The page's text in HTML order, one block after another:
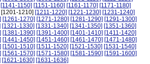
[1141-1150] [1151-1160] [1161-1170] [1171-1180]
[1201-1210] [1211-1220] [1221-1230] [1231-1240]
[1261-1270] [1271-1280] [1281-1290] [1291-1300]
[1321-1330] [1331-1340] [1341-1350] [1351-1360]
[1381-1390] [1391-1400] [1401-1410] [1411-1420]
[1441-1450] [1451-1460] [1461-1470] [1471-1480]
[1501-1510] [1511-1520] [1521-1530] [1531-1540]
[1561-1570] [1571-1580] [1581-1590] [1591-1600]
[1621-1630] [1631-1636]